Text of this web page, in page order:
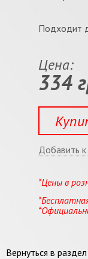
Подходит
Цена:
334
Добавить
*Цены в
Вернуться в раздел